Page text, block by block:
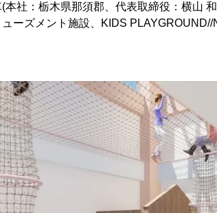
本社：栃木県那須郡、代表取締役：横山
ーズメント施設、KIDS